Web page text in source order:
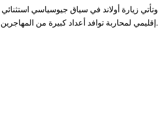
وتأتي زيارة أولاند في سياق جيوسياسي
إقليمي لمحاربة توافد أعداد كبيرة من المهاجرين غير الشرعيين من شواطئ البحر المتوسط.